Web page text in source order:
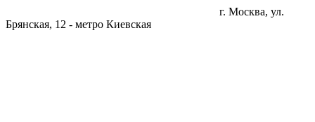
г. Москва, ул.
Брянская, 12 - метро Киевская